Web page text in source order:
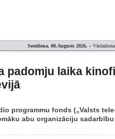
Sestdiena, 08.Augusts 2026. »
padomju laika
programmu fonds („Valsts
abu organizāciju